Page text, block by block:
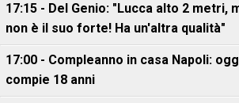
17:15 - Del Genio: "Lucca alto 2 metri,
non è il suo forte! Ha un'altra qualità"
17:00 - Compleanno in casa Napoli:
compie 18 anni